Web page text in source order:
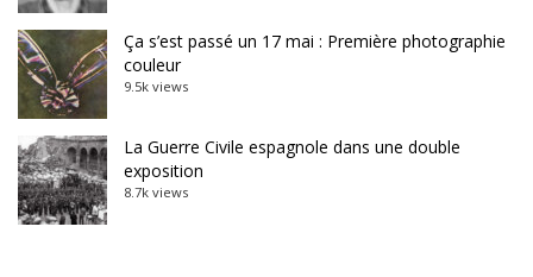
Ça s’est passé un 17 mai : Première photographie
couleur
9.5k views
La Guerre Civile espagnole dans une double
exposition
8.7k views